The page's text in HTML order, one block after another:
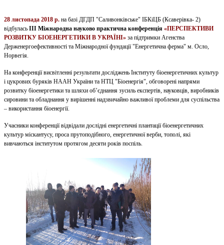
28 листопада 2018 р. на базі ДГДП "Саливонківське" ІБКіЦБ (Ксаверівка- 2)
відбулась ІІІ Міжнародна науково практична конференція «ПЕРСПЕКТИВИ
РОЗВИТКУ БІОЕНЕРГЕТИКИ В УКРАЇНІ» за підтримки Агенства
Держенергоефективності та Міжнародної фундації "Енергетична ферма" м. Осло,
Норвегія.
На конференції висвітленні результати досліджень Інституту біоенергетичних культур
і цукрових буряків НААН України та НТЦ "Біоенергія", обговорені напрями
розвитку біоенергетики та шляхи об’єднання зусиль експертів, науковців, виробників
сировини та обладнання у вирішенні надзвичайно важливої проблеми для суспільства
– використання біоенергії.
Учасники конференції відвідали дослідні енергетичні плантації біоенергетичних
культур міскантусу, проса прутоподібного, енергетичної верби, тополі, які
вивчаються інститутом протягом десяти років поспіль.